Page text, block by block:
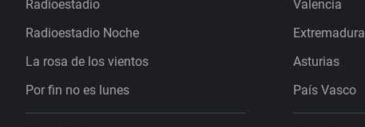
Radioestadio
Radioestadio Noche
La rosa de los vientos
Por fin no es lunes
Valencia
Extremadura
Asturias
País Vasco